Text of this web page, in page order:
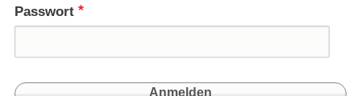
Passwort